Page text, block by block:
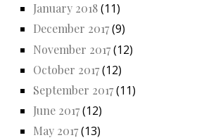
January 2018(11)
December 2017(9)
November 2017(12)
October 2017(12)
September 2017(11)
June 2017(12)
May 2017(13)